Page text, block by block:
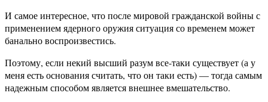
И самое интересное, что после мировой гражданской войны с
применением ядерного оружия ситуация со временем может
банально воспроизвестись.
Поэтому, если некий высший разум все-таки существует (а у
меня есть основания считать, что он таки есть) — тогда самым
надежным способом является внешнее вмешательство.